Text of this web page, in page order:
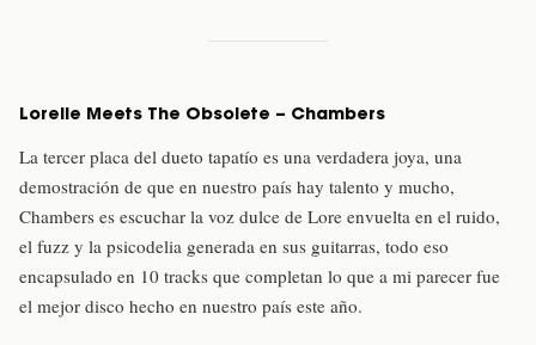
Lorelle Meets The Obsolete – Chambers
La tercer placa del dueto tapatío es una verdadera joya, una
demostración de que en nuestro país hay talento y mucho,
Chambers es escuchar la voz dulce de Lore envuelta en el ruido,
el fuzz y la psicodelia generada en sus guitarras, todo eso
encapsulado en 10 tracks que completan lo que a mi parecer fue
el mejor disco hecho en nuestro país este año.